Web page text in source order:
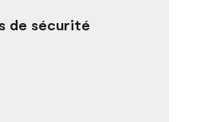
de sécurité